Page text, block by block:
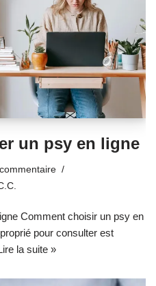
un psy en ligne
Comment choisir un psy en
pour consulter est
la suite »